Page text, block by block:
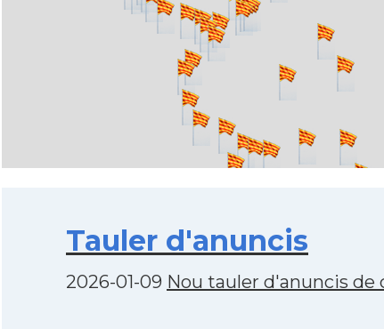
Tauler d'anuncis
2026-01-09 Nou tauler d'anuncis de